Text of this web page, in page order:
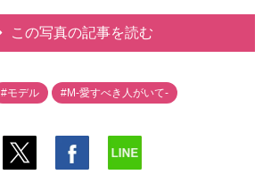
この写真の記事を読む
#モデル #M-愛すべき人がいて-